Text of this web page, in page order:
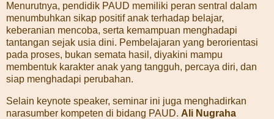
Menurutnya, pendidik PAUD memiliki peran sentral dalam
menumbuhkan sikap positif anak terhadap belajar,
keberanian mencoba, serta kemampuan menghadapi
tantangan sejak usia dini. Pembelajaran yang berorientasi
pada proses, bukan semata hasil, diyakini mampu
membentuk karakter anak yang tangguh, percaya diri, dan
siap menghadapi perubahan.
Selain keynote speaker, seminar ini juga menghadirkan
narasumber kompeten di bidang PAUD. Ali Nugraha